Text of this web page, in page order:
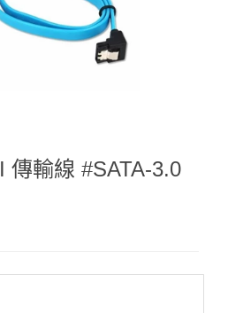
傳輸線 #SATA-3.0